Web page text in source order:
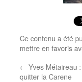
Ce contenu a été
mettre en favoris
← Yves Métaireau
quitter la Carene